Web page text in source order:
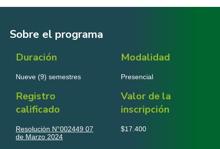
Sobre el programa
Duración
Nueve (9) semestres
Modalidad
Presencial
Registro
calificado
Resolución N°002449 07
de Marzo 2024
Valor de la
inscripción
$17.400